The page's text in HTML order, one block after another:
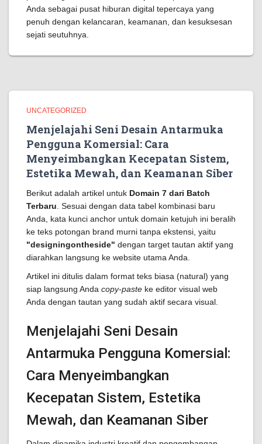
Anda sebagai pusat hiburan digital tepercaya yang
penuh dengan kelancaran, keamanan, dan kesuksesan
sejati seutuhnya.
UNCATEGORIZED
Menjelajahi Seni Desain Antarmuka
Pengguna Komersial: Cara
Menyeimbangkan Kecepatan Sistem,
Estetika Mewah, dan Keamanan Siber
Berikut adalah artikel untuk Domain 7 dari Batch
Terbaru . Sesuai dengan data tabel kombinasi baru
Anda, kata kunci anchor untuk domain ketujuh ini beralih
ke teks potongan brand murni tanpa ekstensi, yaitu
"designingontheside" dengan target tautan aktif yang
diarahkan langsung ke website utama Anda.
Artikel ini ditulis dalam format teks biasa (natural) yang
siap langsung Anda copy-paste ke editor visual web
Anda dengan tautan yang sudah aktif secara visual.
Menjelajahi Seni Desain
Antarmuka Pengguna Komersial:
Cara Menyeimbangkan
Kecepatan Sistem, Estetika
Mewah, dan Keamanan Siber